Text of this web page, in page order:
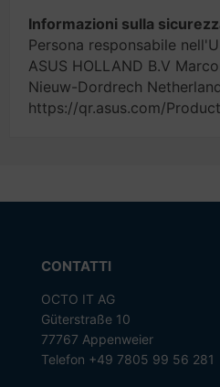
Informazioni sulla
Persona responsabile
ASUS HOLLAND B.V
Nieuw-Dordrech
https://qr.asus.com/
CONTATTI
OCTO IT AG
Güterstraße 10
77767 Appenweier
Telefon +49 7805 99 56 281